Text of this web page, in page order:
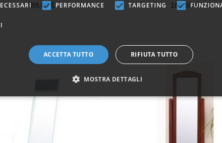
189,00 € 189,00 €
PERFORMANCE TARGETING
ACCETTA TUTTO RIFIUTA TUTTO
MOSTRA DETTAGLI